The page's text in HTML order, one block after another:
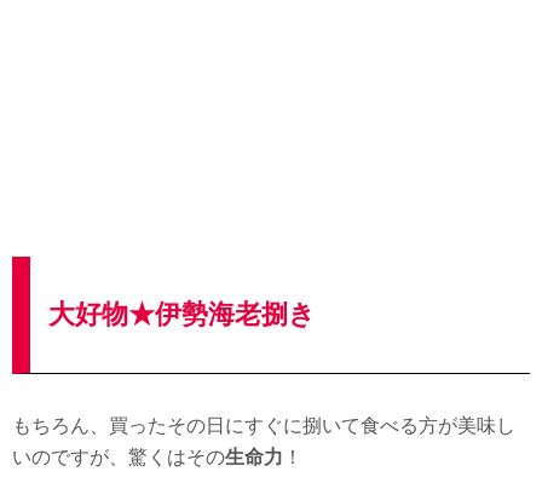
大好物★伊勢海老捌き
もちろん、買ったその日にすぐに捌いて食べる方が美味し
いのですが、驚くはその生命力 ！